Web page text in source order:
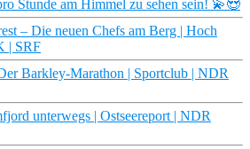
Stunde am Himmel zu sehen sein! 💫😍
– Die neuen Chefs am Berg | Hoch
| SRF
Barkley-Marathon | Sportclub | NDR
unterwegs | Ostseereport | NDR